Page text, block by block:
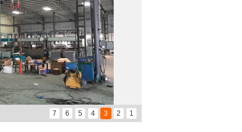
1
2
3
4
5
6
7